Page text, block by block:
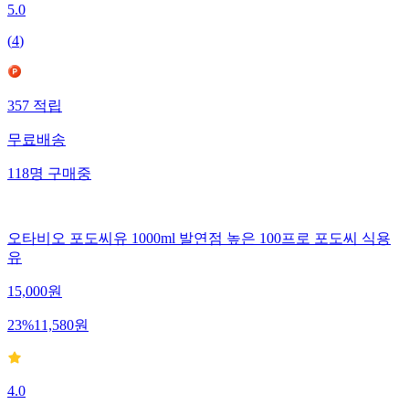
5.0
(4)
357적립
무료배송
118명구매중
오타비오 포도씨유 1000ml 발연점 높은 100프로 포도씨 식용
유
15,000원
23%11,580원
4.0